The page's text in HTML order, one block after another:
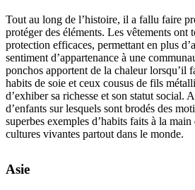
Tout au long de l’histoire, il a fallu faire
protéger des éléments. Les vêtements ont
protection efficaces, permettant en plus
sentiment d’appartenance à une
ponchos apportent de la chaleur lorsqu’il
habits de soie et ceux cousus de fils
d’exhiber sa richesse et son statut social.
d’enfants sur lesquels sont brodés des
superbes exemples d’habits faits à la
cultures vivantes partout dans le monde.
Asie